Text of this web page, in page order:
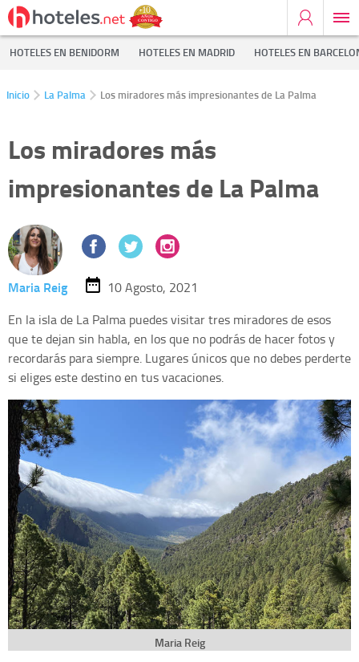
HOTELES EN BENIDORM HOTELES EN MADRID HOTELES EN
Inicio La Palma Los miradores más impresionantes de La Palma
Los miradores más
impresionantes de La Palma
Maria Reig
10 Agosto, 2021
En la isla de La Palma puedes visitar tres miradores de esos
que te dejan sin habla, en los que no podrás de hacer fotos y
recordarás para siempre. Lugares únicos que no debes perderte
si eliges este destino en tus vacaciones.
Maria Reig